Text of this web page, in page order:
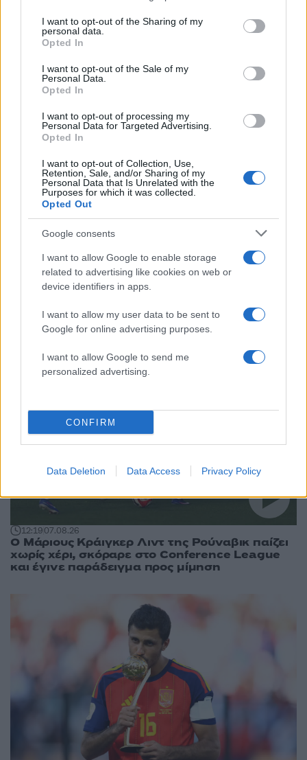
not limited to your visit or usage behaviour. You may click to
grant or deny consent to Google and its third-party tags to
use your data for below specified purposes in below Google
consent section.
I want to opt-out of the Sharing of my
personal data.
Opted In
I want to opt-out of the Sale of my
Personal Data.
Opted In
I want to opt-out of processing my
Personal Data for Targeted Advertising.
Opted In
I want to opt-out of Collection, Use,
Retention, Sale, and/or Sharing of my
Personal Data that Is Unrelated with the
Purposes for which it was collected.
Opted Out
Google consents
I want to allow Google to enable storage
related to advertising like cookies on web or
device identifiers in apps.
I want to allow my user data to be sent to
Google for online advertising purposes.
I want to allow Google to send me
personalized advertising.
CONFIRM
Data Deletion Data Access Privacy Policy
Καρυστιανού - Η επόμενη μέρα για την
«Ελπίδα για τη Δημοκρατία»
κατασκευή του αεροσκάφους που θα
επιχειρεί και τη νύχτα στα μέτωπα της
φωτιάς
Αυγερινός, Μουτσάτσου και ακόμη 20
πρώην στελέχη κατά Καρυστιανού: «Δεν
αποχωρήσαμε για καρέκλες», αιχμές για
Το πολωμένο μελτέμι που τροφοδότησε
τις φωτιές σε Αττική και Βοιωτία: «Από τα
ισχυρότερα επεισόδια των τελευταίων 50
χρόνων»
Αθλητικά:
Περισσότερα άρθρα
12:1907.08.26
Ο Μάριους Κράιγκερ Λιντ της Ρούναβικ παίζει
χωρίς χέρι, σκόραρε στο Conference League
και έγινε παράδειγμα προς μίμηση